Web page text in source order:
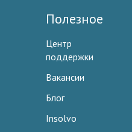
Полезное
Центр
поддержки
Вакансии
Блог
Insolvo